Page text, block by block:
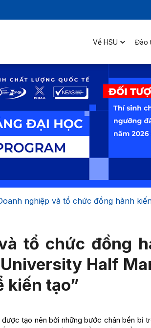
Về HSU Đào
nghiệp và tổ chức đồng hành
tổ chức đồng
Half
kiến tạo”
tạo nên bởi những bước chân bền bỉ